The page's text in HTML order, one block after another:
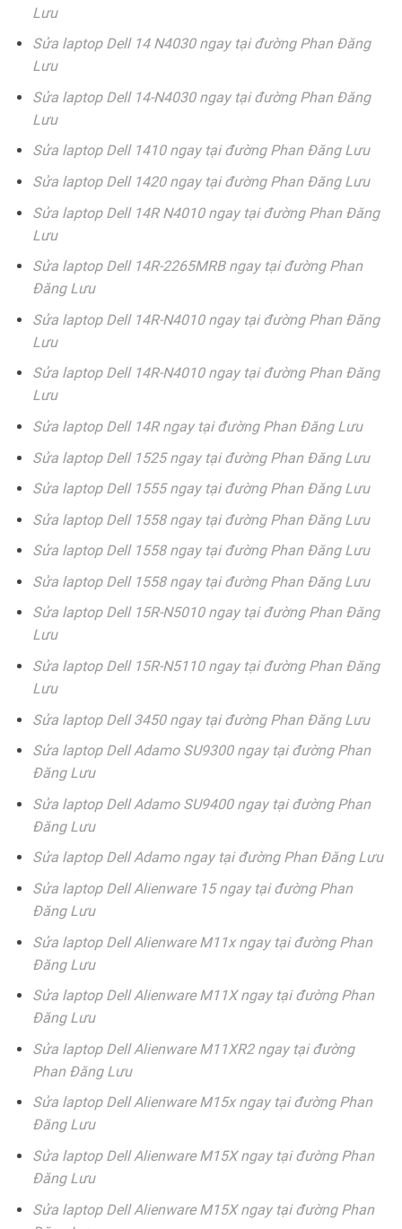
Lưu
Sửa laptop Dell 14 N4030 ngay tại đường Phan Đăng
Lưu
Sửa laptop Dell 14-N4030 ngay tại đường Phan Đăng
Lưu
Sửa laptop Dell 1410 ngay tại đường Phan Đăng Lưu
Sửa laptop Dell 1420 ngay tại đường Phan Đăng Lưu
Sửa laptop Dell 14R N4010 ngay tại đường Phan Đăng
Lưu
Sửa laptop Dell 14R-2265MRB ngay tại đường Phan
Đăng Lưu
Sửa laptop Dell 14R-N4010 ngay tại đường Phan Đăng
Lưu
Sửa laptop Dell 14R-N4010 ngay tại đường Phan Đăng
Lưu
Sửa laptop Dell 14R ngay tại đường Phan Đăng Lưu
Sửa laptop Dell 1525 ngay tại đường Phan Đăng Lưu
Sửa laptop Dell 1555 ngay tại đường Phan Đăng Lưu
Sửa laptop Dell 1558 ngay tại đường Phan Đăng Lưu
Sửa laptop Dell 1558 ngay tại đường Phan Đăng Lưu
Sửa laptop Dell 1558 ngay tại đường Phan Đăng Lưu
Sửa laptop Dell 15R-N5010 ngay tại đường Phan Đăng
Lưu
Sửa laptop Dell 15R-N5110 ngay tại đường Phan Đăng
Lưu
Sửa laptop Dell 3450 ngay tại đường Phan Đăng Lưu
Sửa laptop Dell Adamo SU9300 ngay tại đường Phan
Đăng Lưu
Sửa laptop Dell Adamo SU9400 ngay tại đường Phan
Đăng Lưu
Sửa laptop Dell Adamo ngay tại đường Phan Đăng Lưu
Sửa laptop Dell Alienware 15 ngay tại đường Phan
Đăng Lưu
Sửa laptop Dell Alienware M11x ngay tại đường Phan
Đăng Lưu
Sửa laptop Dell Alienware M11X ngay tại đường Phan
Đăng Lưu
Sửa laptop Dell Alienware M11XR2 ngay tại đường
Phan Đăng Lưu
Sửa laptop Dell Alienware M15x ngay tại đường Phan
Đăng Lưu
Sửa laptop Dell Alienware M15X ngay tại đường Phan
Đăng Lưu
Sửa laptop Dell Alienware M15X ngay tại đường Phan